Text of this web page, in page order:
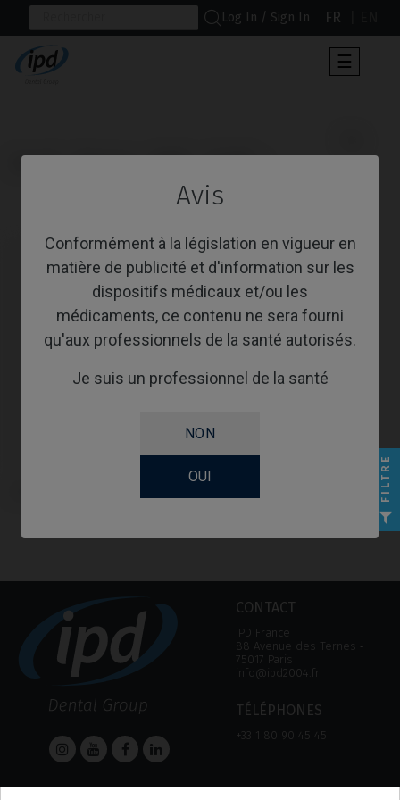
Avis
Conformément à la législation en vigueur en
matière de publicité et d'information sur les
dispositifs médicaux et/ou les
médicaments, ce contenu ne sera fourni
qu'aux professionnels de la santé autorisés.
Je suis un professionnel de la santé
NON
OUI
Log In / Sign In FR
Toggle
☰
Accueil
Vis
CONTACT
IPD France
88 Avenue des Ternes ‑
75017 Paris
info@ipd2004.fr
TÉLÉPHONES
+33 1 80 90 45 45
FILTRE